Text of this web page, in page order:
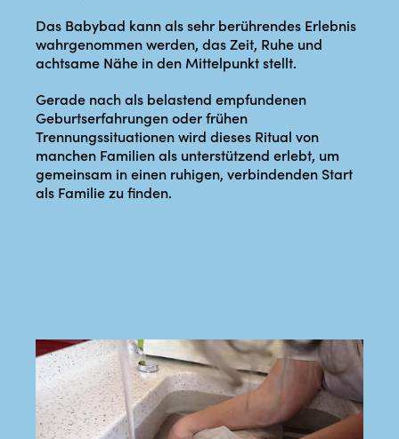
Das Babybad kann als sehr berührendes Erlebnis
wahrgenommen werden, das Zeit, Ruhe und
achtsame Nähe in den Mittelpunkt stellt.
Gerade nach als belastend empfundenen
Geburtserfahrungen oder frühen
Trennungssituationen wird dieses Ritual von
manchen Familien als unterstützend erlebt, um
gemeinsam in einen ruhigen, verbindenden Start
als Familie zu finden.